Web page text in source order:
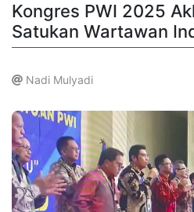
Kongres PWI 2025
Satukan Wartawan
Nadi Mulyadi